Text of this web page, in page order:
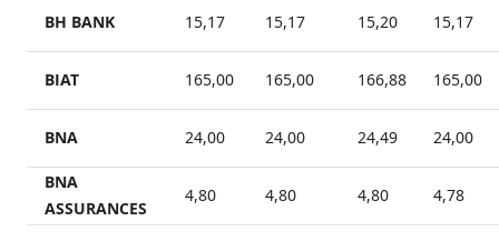
BH BANK 15,17 15,17 15,20 15,17
BIAT 165,00 165,00 166,88 165,00
BNA 24,00 24,00 24,49 24,00
BNA
ASSURANCES
4,80 4,80 4,80 4,78